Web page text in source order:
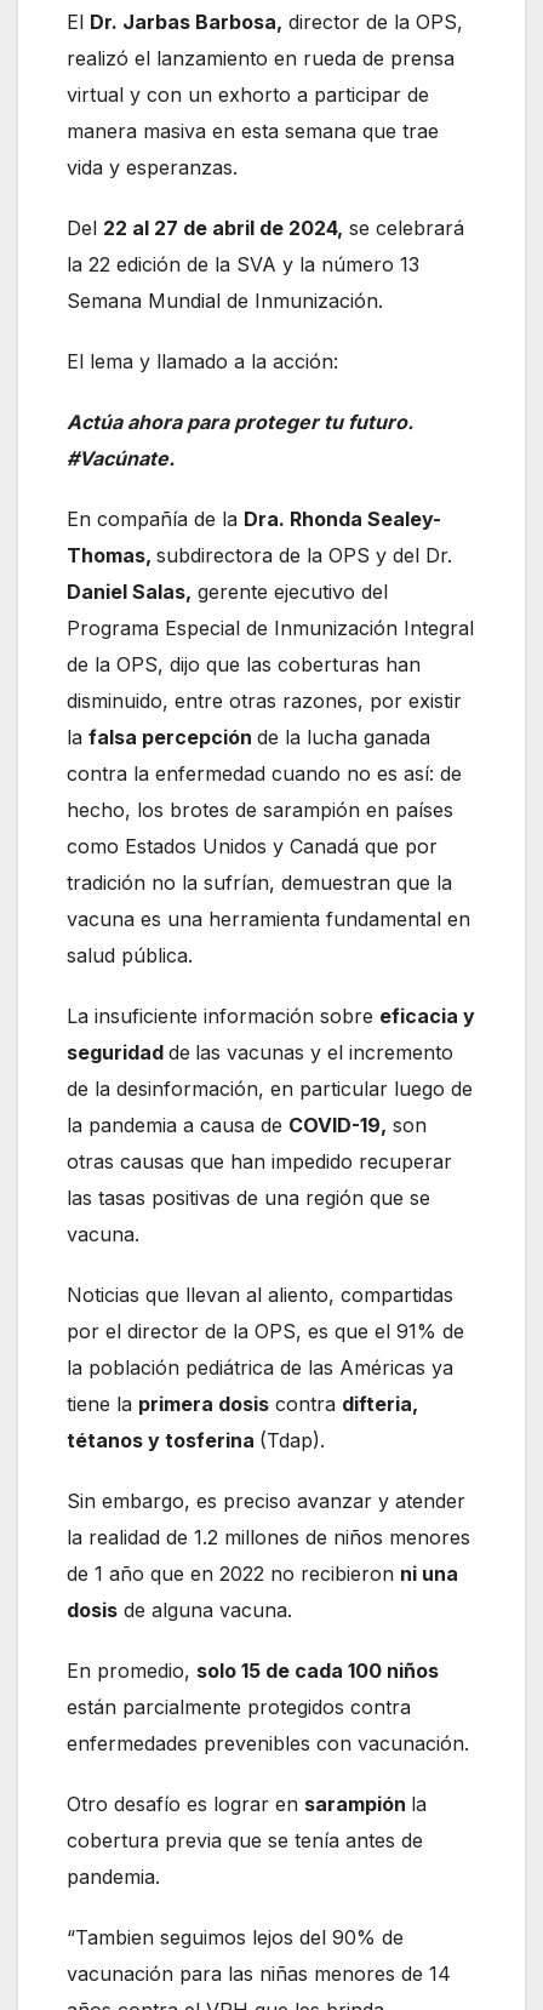
El Dr. Jarbas Barbosa, director de la OPS,
realizó el lanzamiento en rueda de prensa
virtual y con un exhorto a participar de
manera masiva en esta semana que trae
vida y esperanzas.
Del 22 al 27 de abril de 2024, se celebrará
la 22 edición de la SVA y la número 13
Semana Mundial de Inmunización.
El lema y llamado a la acción:
Actúa ahora para proteger tu futuro.
#Vacúnate.
En compañía de la Dra. Rhonda Sealey-
Thomas, subdirectora de la OPS y del Dr.
Daniel Salas, gerente ejecutivo del
Programa Especial de Inmunización Integral
de la OPS, dijo que las coberturas han
disminuido, entre otras razones, por existir
la falsa percepción de la lucha ganada
contra la enfermedad cuando no es así: de
hecho, los brotes de sarampión en países
como Estados Unidos y Canadá que por
tradición no la sufrían, demuestran que la
vacuna es una herramienta fundamental en
salud pública.
La insuficiente información sobre eficacia y
seguridad de las vacunas y el incremento
de la desinformación, en particular luego de
la pandemia a causa de COVID-19, son
otras causas que han impedido recuperar
las tasas positivas de una región que se
vacuna.
Noticias que llevan al aliento, compartidas
por el director de la OPS, es que el 91% de
la población pediátrica de las Américas ya
tiene la primera dosis contra difteria,
tétanos y tosferina (Tdap).
Sin embargo, es preciso avanzar y atender
la realidad de 1.2 millones de niños menores
de 1 año que en 2022 no recibieron ni una
dosis de alguna vacuna.
En promedio, solo 15 de cada 100 niños
están parcialmente protegidos contra
enfermedades prevenibles con vacunación.
Otro desafío es lograr en sarampión la
cobertura previa que se tenía antes de
pandemia.
“Tambien seguimos lejos del 90% de
vacunación para las niñas menores de 14